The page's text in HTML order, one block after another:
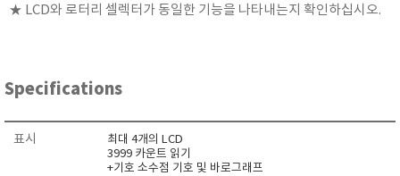
SENTRY
Showa sokki
SIMCO
★ LCD와 로터리 셀렉터가 동일한 기능을 나타내는지 확인하십시오.
Specifications
표시
최대 4개의 LCD
3999 카운트 읽기
+기호 소수점 기호 및 바로그래프